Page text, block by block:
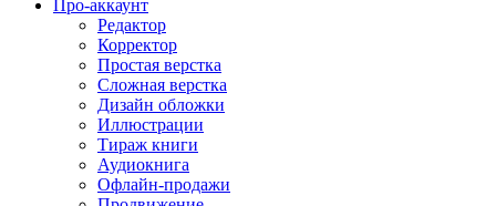
Про-аккаунт
Редактор
Корректор
Простая верстка
Сложная верстка
Дизайн обложки
Иллюстрации
Тираж книги
Аудиокнига
Офлайн-продажи